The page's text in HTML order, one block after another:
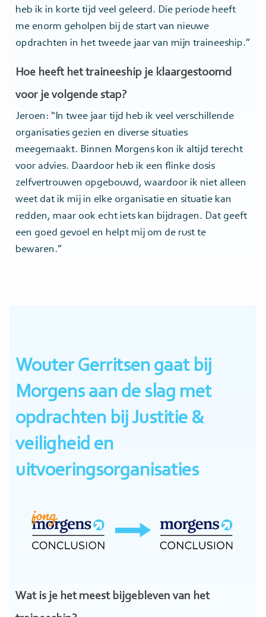
heb ik in korte tijd veel geleerd. Die periode heeft
me enorm geholpen bij de start van nieuwe
opdrachten in het tweede jaar van mijn traineeship.”
Hoe heeft het traineeship je klaargestoomd
voor je volgende stap?
Jeroen: “In twee jaar tijd heb ik veel verschillende
organisaties gezien en diverse situaties
meegemaakt. Binnen Morgens kon ik altijd terecht
voor advies. Daardoor heb ik een flinke dosis
zelfvertrouwen opgebouwd, waardoor ik niet alleen
weet dat ik mij in elke organisatie en situatie kan
redden, maar ook echt iets kan bijdragen. Dat geeft
een goed gevoel en helpt mij om de rust te
bewaren.”
Wouter Gerritsen gaat bij
Morgens aan de slag met
opdrachten bij Justitie &
veiligheid en
uitvoeringsorganisaties
Wat is je het meest bijgebleven van het